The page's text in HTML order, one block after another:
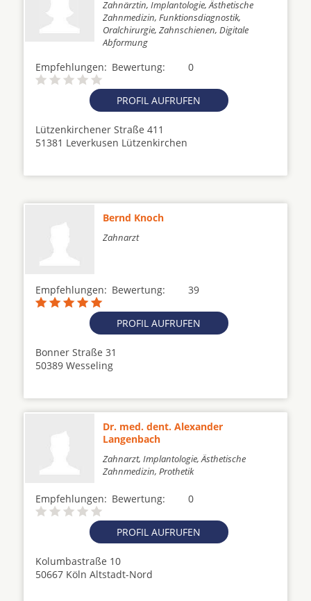
Zahnärztin, Implantologie, Ästhetische
Zahnmedizin, Funktionsdiagnostik,
Oralchirurgie, Zahnschienen, Digitale
Abformung
Empfehlungen: 0
Bewertung:
PROFIL AUFRUFEN
Lützenkirchener Straße 411
51381 Leverkusen Lützenkirchen
Bernd Knoch
Zahnarzt
Empfehlungen: 39
Bewertung:
PROFIL AUFRUFEN
Bonner Straße 31
50389 Wesseling
Dr. med. dent. Alexander
Langenbach
Zahnarzt, Implantologie, Ästhetische
Zahnmedizin, Prothetik
Empfehlungen: 0
Bewertung:
PROFIL AUFRUFEN
Kolumbastraße 10
50667 Köln Altstadt-Nord